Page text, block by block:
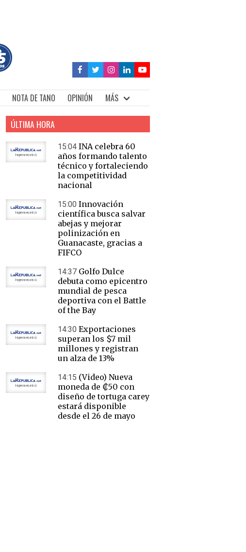
NOTA DE TANO OPINIÓN MÁS
ÚLTIMA HORA
15:04 INA celebra 60
años formando talento
técnico y fortaleciendo
la competitividad
nacional
15:00 Innovación
científica busca salvar
abejas y mejorar
polinización en
Guanacaste, gracias a
FIFCO
14:37 Golfo Dulce
debuta como epicentro
mundial de pesca
deportiva con el Battle
of the Bay
14:30 Exportaciones
superan los $7 mil
millones y registran
un alza de 13%
14:15 (Video) Nueva
moneda de ₡50 con
diseño de tortuga carey
estará disponible
desde el 26 de mayo